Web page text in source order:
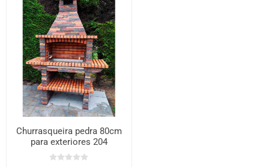
Churrasqueira pedra 80cm
para exteriores 204